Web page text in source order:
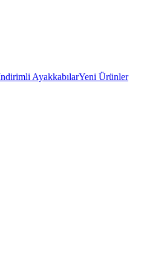
AyakkabılarYeni Ürünler